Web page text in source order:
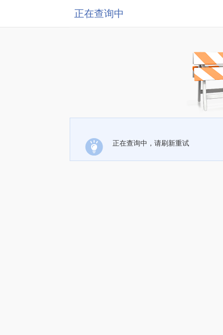
正在查询中
正在查询中，请刷新重试